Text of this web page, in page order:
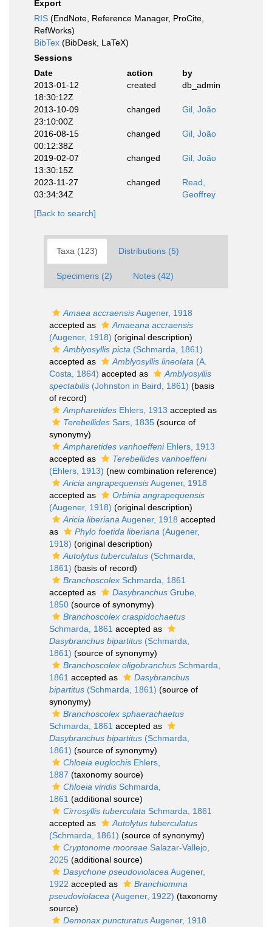
Export
RIS (EndNote, Reference Manager, ProCite,
RefWorks)
BibTex (BibDesk, LaTeX)
Sessions
Date
action
by
2013-01-12
18:30:12Z
created db_admin
2013-10-09
23:10:00Z
changed Gil, João
2016-08-15
00:12:38Z
changed Gil, João
2019-02-07
13:30:15Z
changed Gil, João
2023-11-27
03:34:34Z
changed
Read,
Geoffrey
[Back to search]
Taxa (123) Distributions (5)
Specimens (2) Notes (42)
Amaea accraensisAugener, 1918
accepted as
Amaeana accraensis
(Augener, 1918) (original description)
Amblyosyllis picta (Schmarda, 1861)
accepted as
Amblyosyllis lineolata (A.
Costa, 1864) accepted as
Amblyosyllis
spectabilis (Johnston in Baird, 1861) (basis
of record)
Ampharetides Ehlers, 1913 accepted as
Terebellides Sars, 1835 (source of
synonymy)
Ampharetides vanhoeffeniEhlers, 1913
accepted as
Terebellides vanhoeffeni
(Ehlers, 1913) (new combination reference)
Aricia angrapequensisAugener, 1918
accepted as
Orbinia angrapequensis
(Augener, 1918) (original description)
Aricia liberiana Augener, 1918 accepted
as
Phylo foetida liberiana (Augener,
1918) (original description)
Autolytus tuberculatus (Schmarda,
1861) (basis of record)
Branchoscolex Schmarda, 1861
accepted as
Dasybranchus Grube,
1850 (source of synonymy)
Branchoscolex craspidochaetus
Schmarda, 1861 accepted as
Dasybranchus bipartitus (Schmarda,
1861) (source of synonymy)
Branchoscolex oligobranchus Schmarda,
1861 accepted as
Dasybranchus
bipartitus (Schmarda, 1861) (source of
synonymy)
Branchoscolex sphaerachaetus
Schmarda, 1861 accepted as
Dasybranchus bipartitus (Schmarda,
1861) (source of synonymy)
Chloeia euglochis Ehlers,
1887 (taxonomy source)
Chloeia viridis Schmarda,
1861 (additional source)
Cirrosyllis tuberculata Schmarda, 1861
accepted as
Autolytus tuberculatus
(Schmarda, 1861) (source of synonymy)
Cryptonome mooreae Salazar-Vallejo,
2025 (additional source)
Dasychone pseudoviolacea Augener,
1922 accepted as
Branchiomma
pseudoviolacea (Augener, 1922) (taxonomy
source)
Demonax puncturatusAugener, 1918